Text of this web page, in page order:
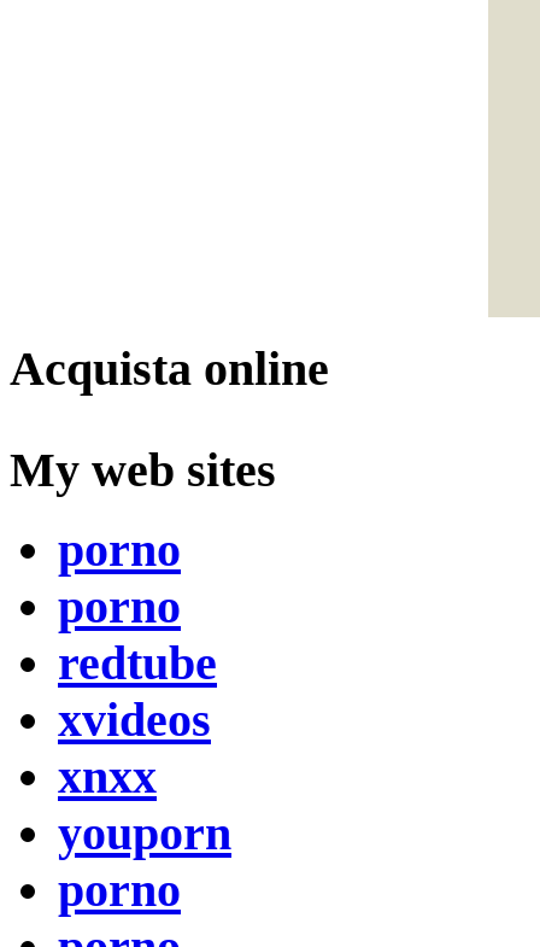
Acquista online
My web sites
porno
porno
redtube
xvideos
xnxx
youporn
porno